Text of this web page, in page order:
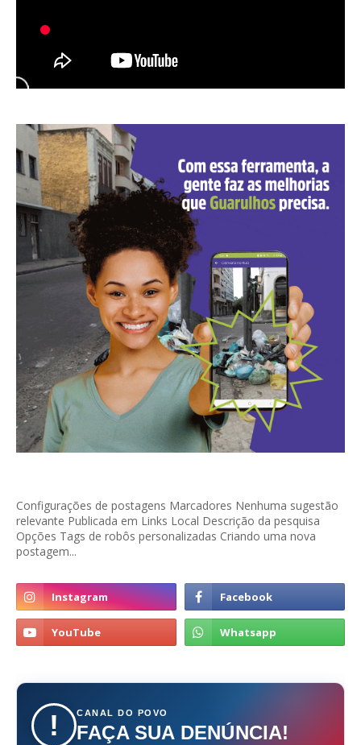
Configurações de postagens Marcadores Nenhuma sugestão
relevante Publicada em Links Local Descrição da pesquisa
Opções Tags de robôs personalizadas Criando uma nova
postagem...
! CANAL DO POVO
FAÇA SUA DENÚNCIA!